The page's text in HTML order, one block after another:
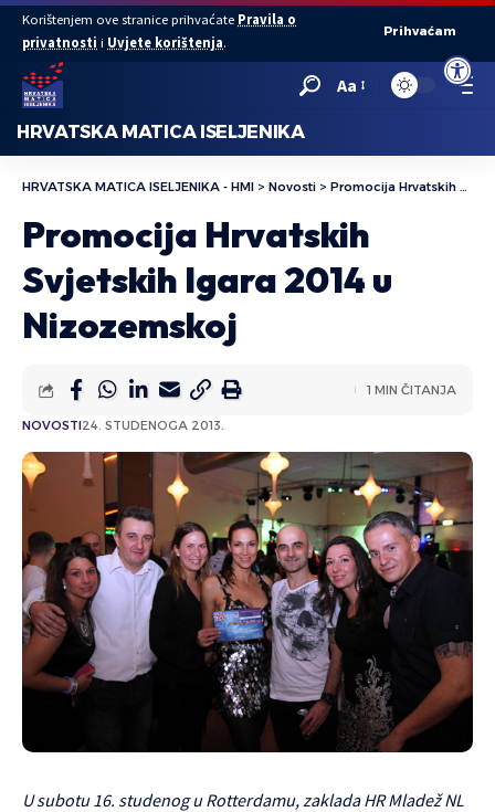
Open
Korištenjem ove stranice prihvaćate Pravila o
privatnosti i Uvjete korištenja.
Prihvaćam
Aa
HRVATSKA MATICA ISELJENIKA
HRVATSKA MATICA ISELJENIKA - HMI > Novosti > Promocija Hrvatskih Svjetskih Igara 2014 u Nizozemskoj
Promocija Hrvatskih
Svjetskih Igara 2014 u
Nizozemskoj
NOVOSTI24. STUDENOGA 2013.
1 MIN ČITANJA
U subotu 16. studenog u Rotterdamu, zaklada HR Mladež NL